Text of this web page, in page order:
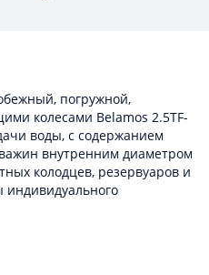
погружной,
колесами Belamos 2.5TF-
воды, с содержанием
внутренним диаметром
колодцев, резервуаров и
индивидуального